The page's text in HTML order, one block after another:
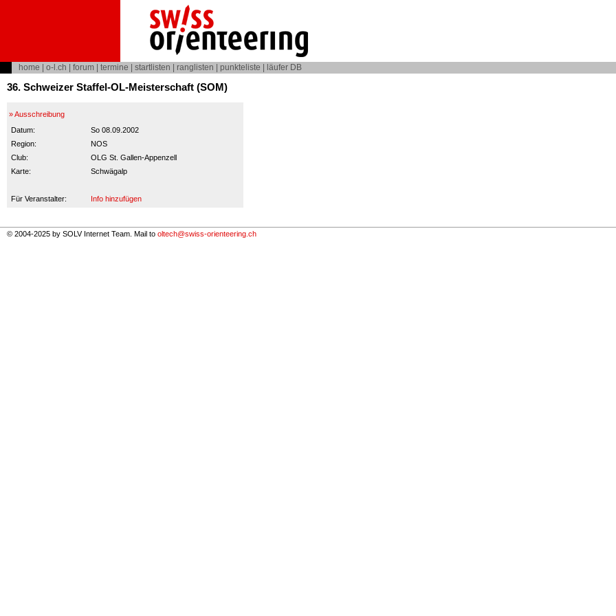
home o-l.ch forum termine startlisten ranglisten punkteliste läufer DB
36. Schweizer Staffel-OL-Meisterschaft (SOM)
» Ausschreibung
Datum:
So 08.09.2002
Region:
NOS
Club:
OLG St. Gallen-Appenzell
Karte:
Schwägalp
Für Veranstalter: Info hinzufügen
© 2004-2025 by SOLV Internet Team. Mail to oltech@swiss-orienteering.ch